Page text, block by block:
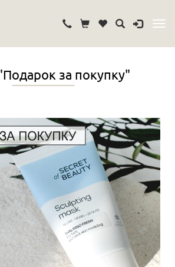
за покупку"